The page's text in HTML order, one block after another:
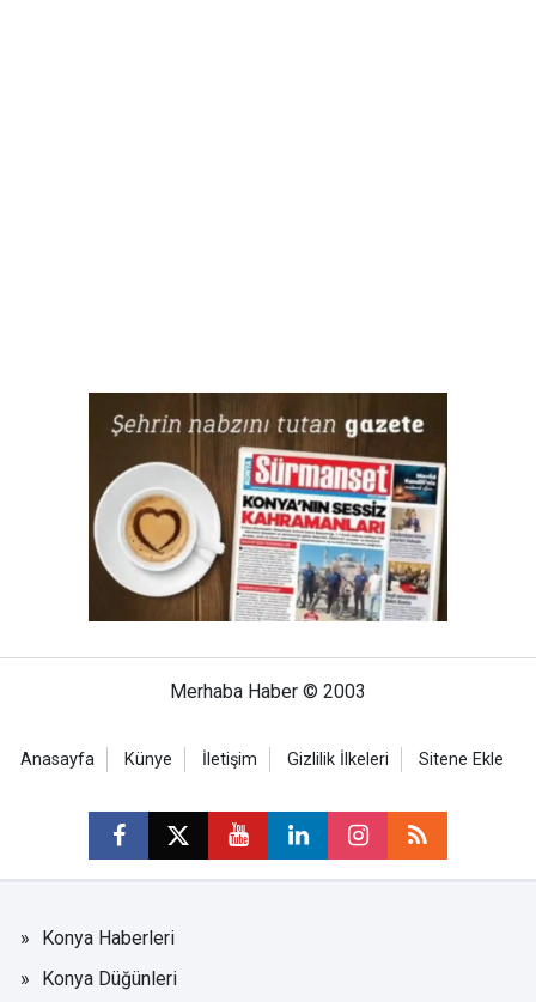
Merhaba Haber © 2003
Anasayfa Künye İletişim Gizlilik İlkeleri Sitene Ekle
Konya Haberleri
Konya Düğünleri